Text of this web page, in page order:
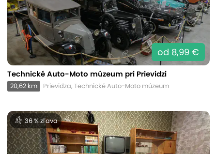
od 8,99 €
Technické Auto-Moto múzeum pri Prievidzi
20,62 km Prievidza, Technické Auto-Moto múzeum
36 % zľava